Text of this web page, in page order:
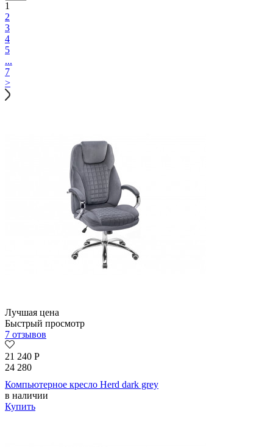
1
2
3
4
5
...
7
>
Лучшая цена
Быстрый просмотр
7 отзывов
21 240 Р
24 280
Компьютерное кресло Herd dark grey
в наличии
Купить